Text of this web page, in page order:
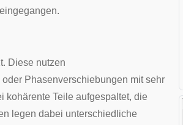
eingegangen.
Diese nutzen
oder Phasenverschiebungen mit sehr
kohärente Teile aufgespaltet, die
legen dabei unterschiedliche